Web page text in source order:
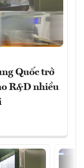
Quốc trở
R&D nhiều